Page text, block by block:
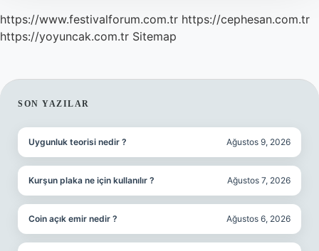
https://www.festivalforum.com.tr https://cephesan.com.tr
https://yoyuncak.com.tr Sitemap
SIDEBAR
SON YAZILAR
Uygunluk teorisi nedir ? Ağustos 9, 2026
Kurşun plaka ne için kullanılır ? Ağustos 7, 2026
Coin açık emir nedir ? Ağustos 6, 2026